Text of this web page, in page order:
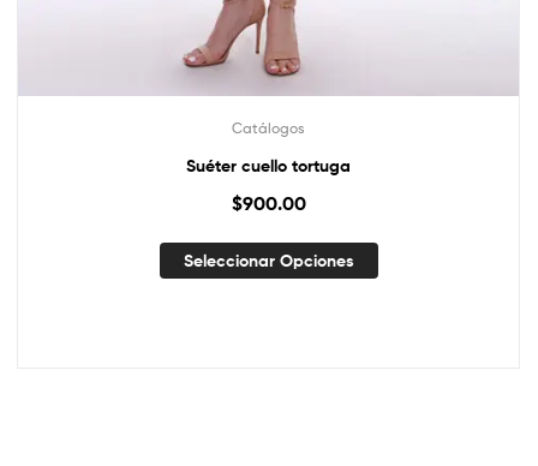
Catálogos
Suéter cuello tortuga
$900.00
Seleccionar Opciones